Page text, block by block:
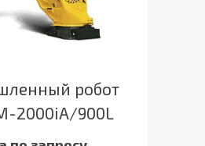
робот
2000iA/900L